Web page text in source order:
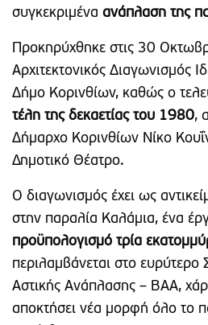
συγκεκριμέναανάπλαση της
Προκηρύχθηκε στις 30
Αρχιτεκτονικός Διαγωνισμός
Δήμο Κορινθίων, καθώς ο
τέλη της δεκαετίας του 1980,
Δήμαρχο Κορινθίων Νίκο
Δημοτικό Θέατρο.
Ο διαγωνισμός έχει ως
στην παραλία Καλάμια, ένα
προϋπολογισμό τρία
περιλαμβάνεται στο ευρύτερο
Αστικής Ανάπλασης – ΒΑΑ,
αποκτήσει νέα μορφή όλο το